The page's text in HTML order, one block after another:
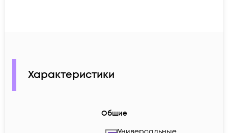
Характеристики
Общие